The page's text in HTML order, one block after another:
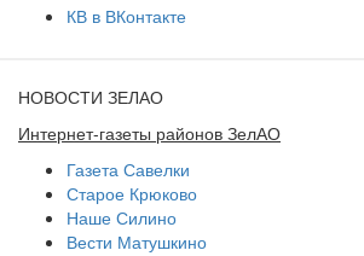
КВ в ВКонтакте
НОВОСТИ ЗЕЛАО
Интернет-газеты районов ЗелАО
Газета Савелки
Старое Крюково
Наше Силино
Вести Матушкино